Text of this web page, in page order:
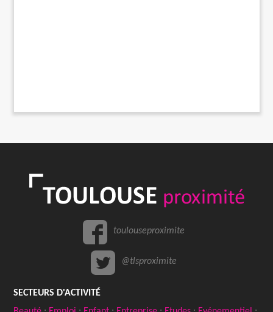
toulouseproximite
@tlsproximite
SECTEURS D'ACTIVITÉ